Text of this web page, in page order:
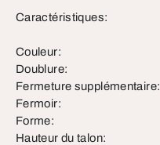
Caractéristiques:
Couleur:
Doublure:
Fermeture supplémentaire:
Fermoir:
Forme:
Hauteur du talon: